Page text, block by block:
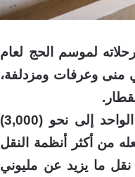
لموسم الحج لعام
منى وعرفات ومزدلفة،
ويتمتع قطار المشاعر بقدرة استيعابية فائقة؛ إذ تصل سعة القطار الواحد إلى نحو (3,000)
مما يجعله من أكثر أنظمة النقل
ما يزيد عن مليوني